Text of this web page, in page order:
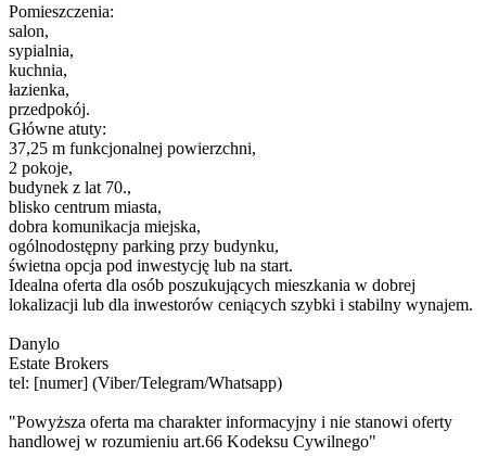
Pomieszczenia:
salon,
sypialnia,
kuchnia,
łazienka,
przedpokój.
Główne atuty:
37,25 m funkcjonalnej powierzchni,
2 pokoje,
budynek z lat 70.,
blisko centrum miasta,
dobra komunikacja miejska,
ogólnodostępny parking przy budynku,
świetna opcja pod inwestycję lub na start.
Idealna oferta dla osób poszukujących mieszkania w dobrej
lokalizacji lub dla inwestorów ceniących szybki i stabilny wynajem.
Danylo
Estate Brokers
tel: [numer] (Viber/Telegram/Whatsapp)
"Powyższa oferta ma charakter informacyjny i nie stanowi oferty
handlowej w rozumieniu art.66 Kodeksu Cywilnego"